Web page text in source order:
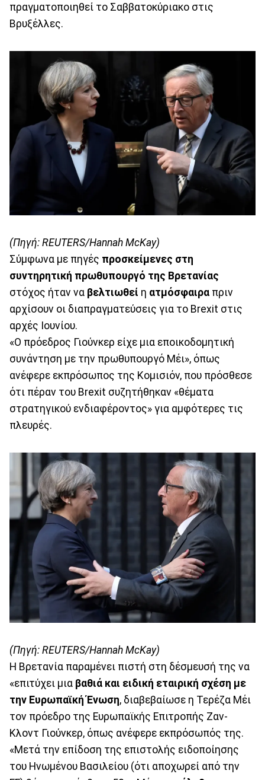
πραγματοποιηθεί το Σαββατοκύριακο στις
Βρυξέλλες.
(Πηγή: REUTERS/Hannah McKay)
Σύμφωνα με πηγές προσκείμενες στη
συντηρητική πρωθυπουργό της Βρετανίας
στόχος ήταν να βελτιωθεί η ατμόσφαιρα πριν
αρχίσουν οι διαπραγματεύσεις για το Brexit στις
αρχές Ιουνίου.
«Ο πρόεδρος Γιούνκερ είχε μια εποικοδομητική
συνάντηση με την πρωθυπουργό Μέι», όπως
ανέφερε εκπρόσωπος της Κομισιόν, που πρόσθεσε
ότι πέραν του Brexit συζητήθηκαν «θέματα
στρατηγικού ενδιαφέροντος» για αμφότερες τις
πλευρές.
(Πηγή: REUTERS/Hannah McKay)
Η Βρετανία παραμένει πιστή στη δέσμευσή της να
«επιτύχει μια βαθιά και ειδική εταιρική σχέση με
την Ευρωπαϊκή Ένωση, διαβεβαίωσε η Τερέζα Μέι
τον πρόεδρο της Ευρωπαϊκής Επιτροπής Ζαν-
Κλοντ Γιούνκερ, όπως ανέφερε εκπρόσωπός της.
«Μετά την επίδοση της επιστολής ειδοποίησης
του Ηνωμένου Βασιλείου (ότι αποχωρεί από την